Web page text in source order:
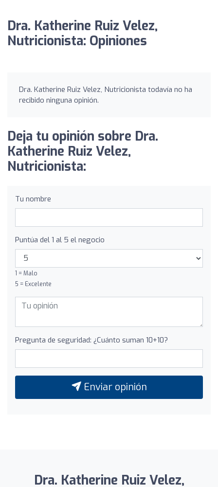
Dra. Katherine Ruiz Velez,
Nutricionista: Opiniones
Dra. Katherine Ruiz Velez, Nutricionista todavía no ha
recibido ninguna opinión.
Deja tu opinión sobre Dra.
Katherine Ruiz Velez,
Nutricionista:
Tu nombre
Puntúa del 1 al 5 el negocio
1 = Malo
5 = Excelente
Pregunta de seguridad: ¿Cuánto suman 10+10?
Enviar opinión
Dra. Katherine Ruiz Velez,